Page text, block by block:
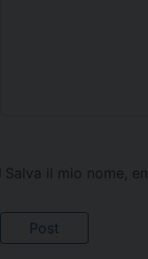
Salva il mio nome,